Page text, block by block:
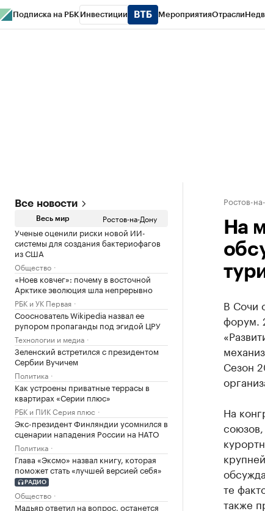
Подписка на РБК Инвестиции МероприятияОтрасли
Все новости
Весь мир Ростов-на-Дону
Ученые оценили риски новой ИИ-
системы для создания бактериофагов
из США
Общество
«Ноев ковчег»: почему в восточной
Арктике эволюция шла непрерывно
РБК и УК Первая
Сооснователь Wikipedia назвал ее
рупором пропаганды под эгидой ЦРУ
Технологии и медиа
Зеленский встретился с президентом
Сербии Вучичем
Политика
Как устроены приватные террасы в
квартирах «Серии плюс»
РБК и ПИК Серия плюс
Экс-президент Финляндии усомнился в
сценарии нападения России на НАТО
Политика
Глава «Эксмо» назвал книгу, которая
поможет стать «лучшей версией себя»
РАДИО
Общество
Мадьяр ответил на вопрос, останется
Ростов-
На
В Сочи
форум.
Сезон
На
те
также